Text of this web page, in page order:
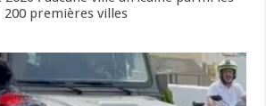
200 premières villes